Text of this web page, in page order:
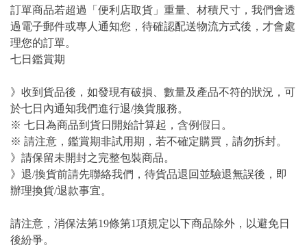
訂單商品若超過「便利店取貨」重量、材積尺寸，我們會透
過電子郵件或專人通知您，待確認配送物流方式後，才會處
理您的訂單。
七日鑑賞期
》收到貨品後，如發現有破損、數量及產品不符的狀況，可
於七日內通知我們進行退/換貨服務。
※ 七日為商品到貨日開始計算起，含例假日。
※ 請注意，鑑賞期非試用期，若不確定購買，請勿拆封。
》請保留未開封之完整包裝商品。
》退/換貨前請先聯絡我們，待貨品退回並驗退無誤後，即
辦理換貨/退款事宜。
請注意，消保法第19條第1項規定以下商品除外，以避免日
後紛爭。